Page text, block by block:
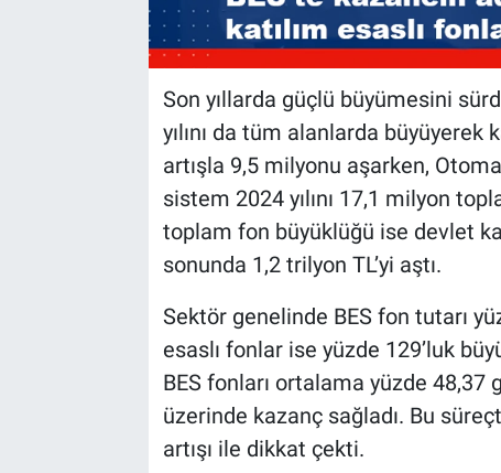
Son yıllarda güçlü büyümesini
yılını da tüm alanlarda büyüyerek
artışla 9,5 milyonu aşarken,
sistem 2024 yılını 17,1 milyon
toplam fon büyüklüğü ise devlet
sonunda 1,2 trilyon TL’yi aştı.
Sektör genelinde BES fon tutarı
esaslı fonlar ise yüzde 129’luk
BES fonları ortalama yüzde 48,37
üzerinde kazanç sağladı. Bu
artışı ile dikkat çekti.